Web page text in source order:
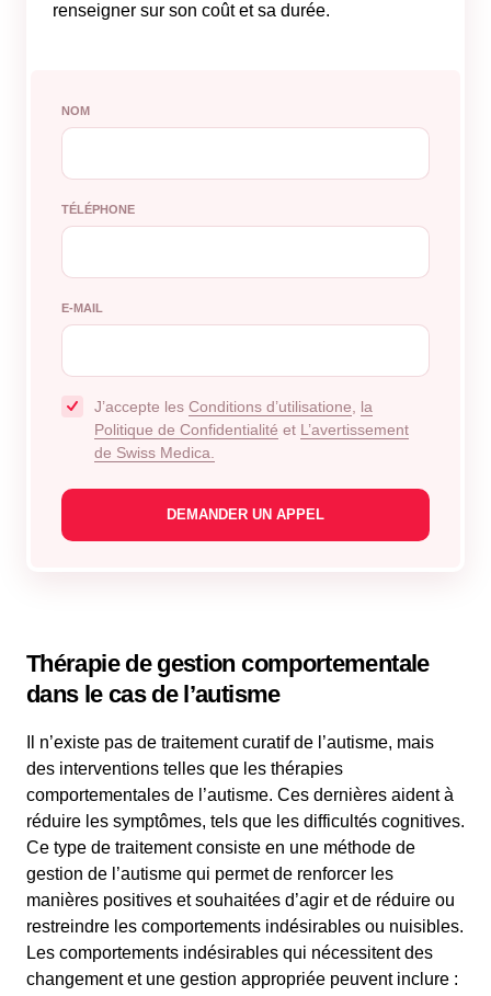
renseigner sur son coût et sa durée.
NOM
TÉLÉPHONE
E-MAIL
J’accepte les Conditions d’utilisatione
la
Politique de Confidentialité et L’avertissement
de Swiss Medica.
Thérapie de gestion comportementale
dans le cas de l’autisme
Il n’existe pas de traitement curatif de l’autisme, mais
des interventions telles que les thérapies
comportementales de l’autisme. Ces dernières aident à
réduire les symptômes, tels que les difficultés cognitives.
Ce type de traitement consiste en une méthode de
gestion de l’autisme qui permet de renforcer les
manières positives et souhaitées d’agir et de réduire ou
restreindre les comportements indésirables ou nuisibles.
Les comportements indésirables qui nécessitent des
changement et une gestion appropriée peuvent inclure :